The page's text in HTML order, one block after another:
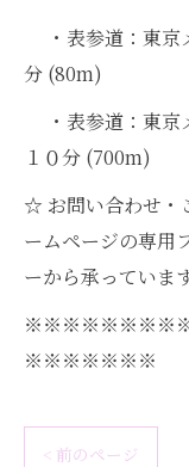
・表参道：東京
分 (80m)
・表参道：東京
１０分 (700m)
☆ お問い合わせ・
ームページの専用
ーから承っています
※※※※※※※
< 前のページ